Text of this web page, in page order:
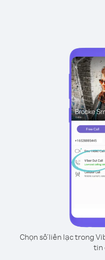
Chọn số liên lạc trong
tin